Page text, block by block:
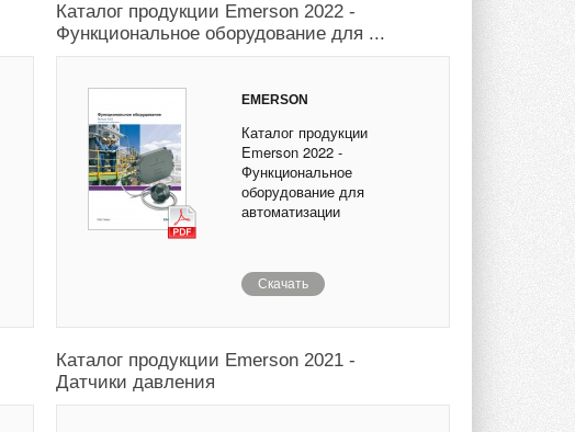
Каталог продукции Emerson 2022 -
Функциональное оборудование для ...
EMERSON
Каталог продукции
Emerson 2022 -
Функциональное
оборудование для
автоматизации
Скачать
Каталог продукции Emerson 2021 -
Датчики давления